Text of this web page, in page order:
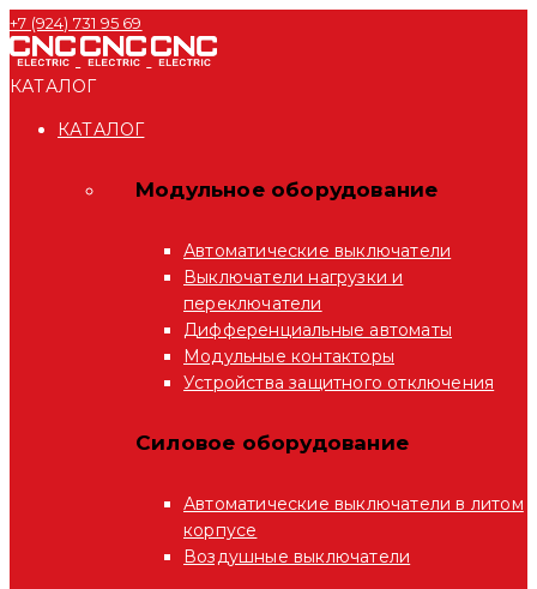
+7 (924) 731 95 69
КАТАЛОГ
КАТАЛОГ
Модульное оборудование
Автоматические выключатели
Выключатели нагрузки и
переключатели
Дифференциальные автоматы
Модульные контакторы
Устройства защитного отключения
Силовое оборудование
Автоматические выключатели в литом
корпусе
Воздушные выключатели